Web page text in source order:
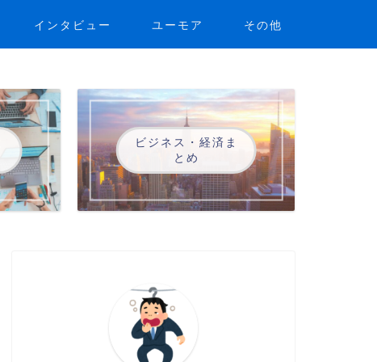
インタビュー ユーモア その他
ビジネス・経済ま
とめ